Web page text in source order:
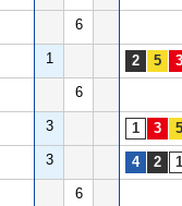
6
1
6
3
3
6